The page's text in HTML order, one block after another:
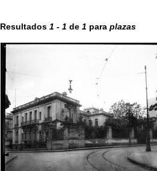
Resultados 1 - 1 de 1 para plazas